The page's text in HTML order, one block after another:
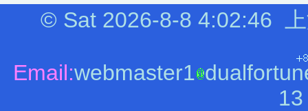
© Sat 2026-8-8 4:02:46
Email:webmaster1